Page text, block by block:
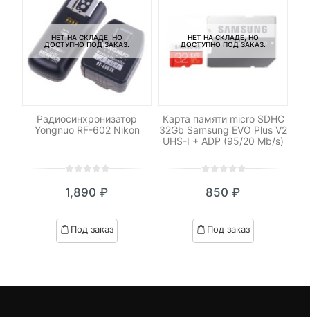
НЕТ НА СКЛАДЕ, НО
ДОСТУПНО ПОД ЗАКАЗ.
Радиосинхронизатор
Yongnuo RF-602 Nikon
out
based
on
1,890 ₽
Под заказ
НЕТ НА СКЛАДЕ, НО
ДОСТУПНО ПОД ЗАКАЗ.
Карта памяти micro SDHC
32Gb Samsung EVO Plus V2
UHS-I + ADP (95/20 Mb/s)
out
based
on
850 ₽
Под заказ